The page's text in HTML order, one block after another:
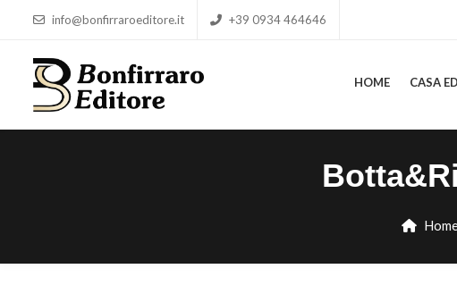
info@bonfirraroeditore.it +39 0934 464646
HOME CASA